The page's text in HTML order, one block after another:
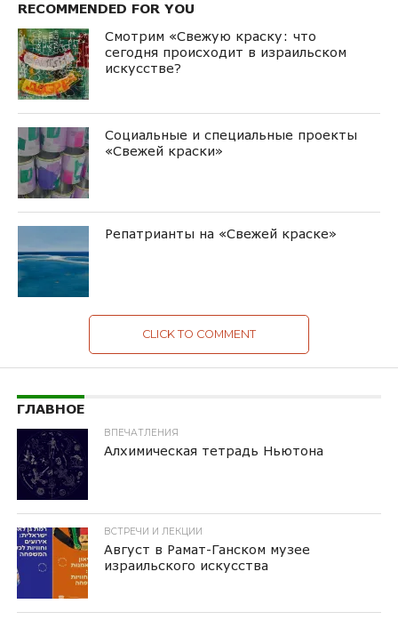
RECOMMENDED FOR YOU
Смотрим «Свежую краску: что
сегодня происходит в израильском
искусстве?
Социальные и специальные проекты
«Свежей краски»
Репатрианты на «Свежей краске»
CLICK TO COMMENT
ГЛАВНОЕ
ВПЕЧАТЛЕНИЯ
Алхимическая тетрадь Ньютона
ВСТРЕЧИ И ЛЕКЦИИ
Август в Рамат-Ганском музее
израильского искусства